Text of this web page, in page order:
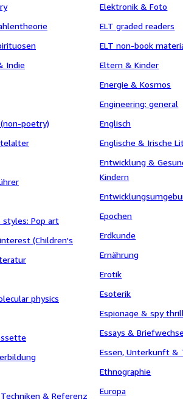
Indie
poetry)
Pop art
(Children's
physics
& Referenz
Elektronik & Foto
ELT graded readers
ELT non-book
Eltern & Kinder
Energie & Kosmos
Engineering: general
Englisch
Englische & Irische
Entwicklung &
Kindern
Epochen
Erdkunde
Ernährung
Erotik
Esoterik
Espionage & spy
Essays &
Essen, Unterkunft &
Ethnographie
Europa